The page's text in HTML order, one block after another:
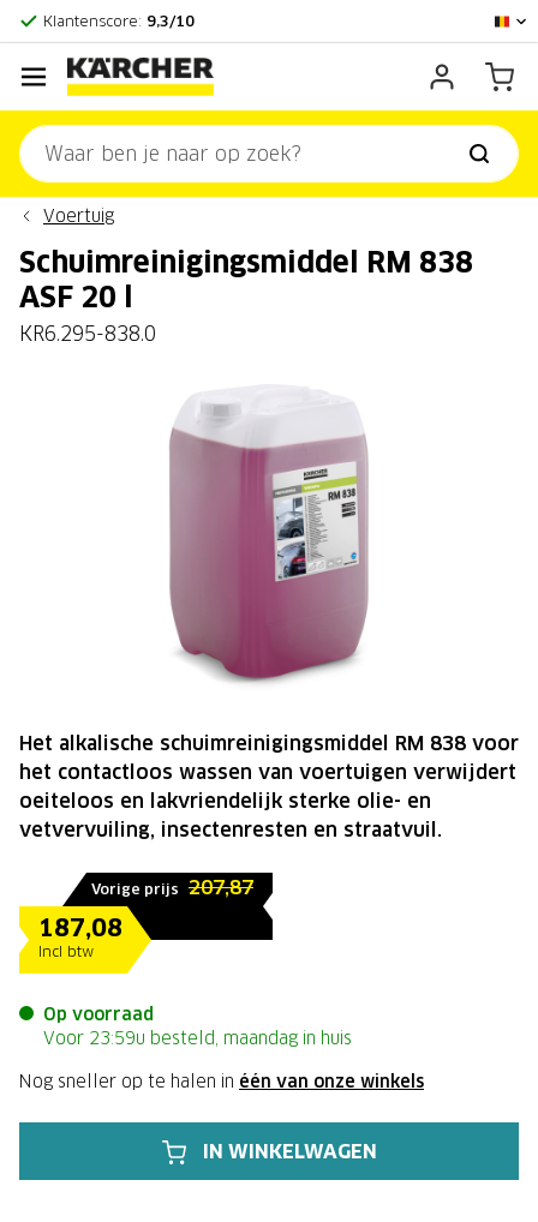
Klantenscore: 9,3/10
Voertuig
Schuimreinigingsmiddel RM 838
ASF 20 l
KR6.295-838.0
Vorige prijs 207,87
187,08
Incl btw
Op voorraad
Voor 23:59u besteld, maandag in huis
Nog sneller op te halen in één van onze winkels
IN WINKELWAGEN
Het alkalische schuimreinigingsmiddel RM 838 voor
het contactloos wassen van voertuigen verwijdert
oeiteloos en lakvriendelijk sterke olie- en
vetvervuiling, insectenresten en straatvuil.